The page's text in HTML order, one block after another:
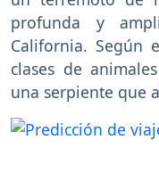
profunda y
California. Según
clases de
una serpiente que